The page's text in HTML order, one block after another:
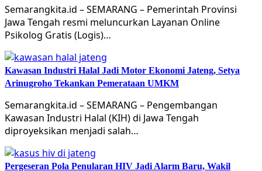
Semarangkita.id – SEMARANG – Pemerintah Provinsi
Jawa Tengah resmi meluncurkan Layanan Online
Psikolog Gratis (Logis)…
Kawasan Industri Halal Jadi Motor Ekonomi Jateng, Setya
Arinugroho Tekankan Pemerataan UMKM
Semarangkita.id – SEMARANG – Pengembangan
Kawasan Industri Halal (KIH) di Jawa Tengah
diproyeksikan menjadi salah…
Pergeseran Pola Penularan HIV Jadi Alarm Baru, Wakil